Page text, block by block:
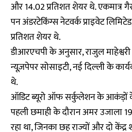
और 14.02 प्रतिशत शेयर थे. एकमात्र
पन अंडरटेकिंग्स नेटवर्क प्राइवेट
प्रतिशत शेयर थे.
डीआरएचपी के अनुसार, राजुल
न्यूज़पेपर सोसाइटी, नई दिल्ली के
थे.
ऑडिट ब्यूरो ऑफ सर्कुलेशन के आकंड़ों
पहली छमाही के दौरान अमर उजाला
रहा था, जिनका छह राज्यों और दो